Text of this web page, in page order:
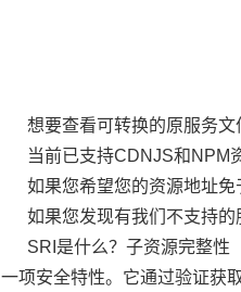
想要查看可转换的原服务
当前已支持CDNJS和NPM
如果您希望您的资源地址
如果您发现有我们不支持
SRI是什么？子资源完整性
一项安全特性。它通过验证获